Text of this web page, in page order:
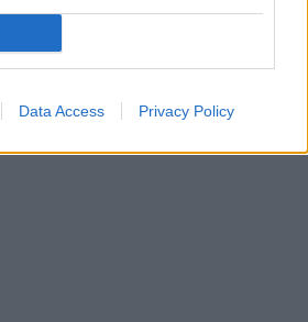
Data Access Privacy Policy